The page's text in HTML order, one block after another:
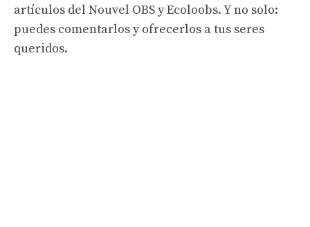
artículos del Nouvel OBS y Ecoloobs. Y no solo:
puedes comentarlos y ofrecerlos a tus seres
queridos.